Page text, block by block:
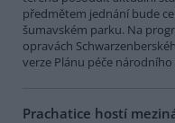
předmětem jednání bude
šumavském parku. Na
opravách
verze Plánu péče
Prachatice hostí